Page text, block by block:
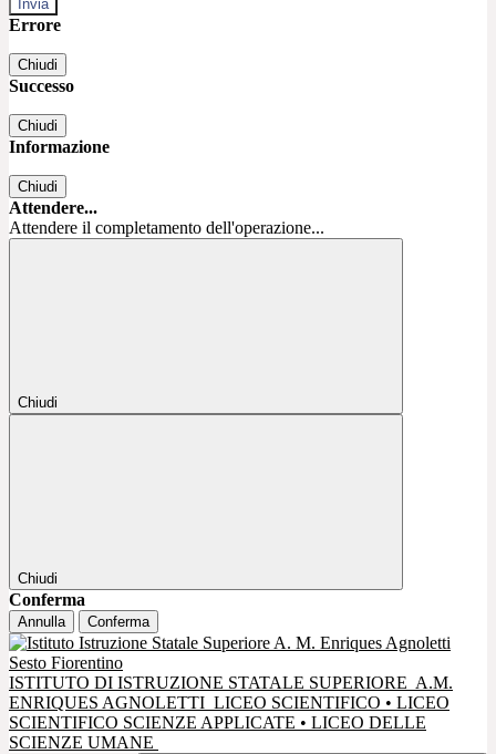
Errore
Chiudi
Successo
Chiudi
Informazione
Chiudi
Attendere...
Attendere il completamento dell'operazione...
Chiudi
Chiudi
Conferma
Annulla Conferma
ISTITUTO DI ISTRUZIONE STATALE SUPERIORE A.M.
ENRIQUES AGNOLETTI LICEO SCIENTIFICO • LICEO
SCIENTIFICO SCIENZE APPLICATE • LICEO DELLE
SCIENZE UMANE